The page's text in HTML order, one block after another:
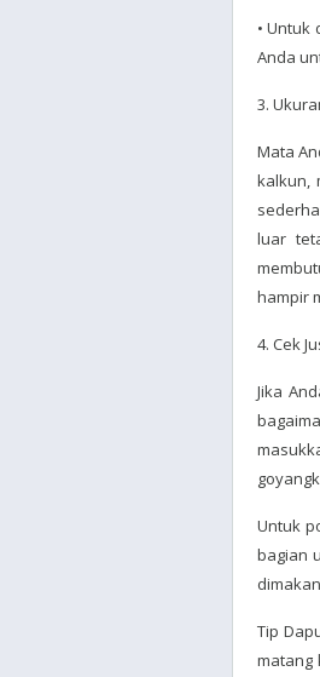
• Untuk
Anda
3.
Mata
kalkun,
luar
hampir
4. Cek
Jika
Untuk
bagian
Tip
matang